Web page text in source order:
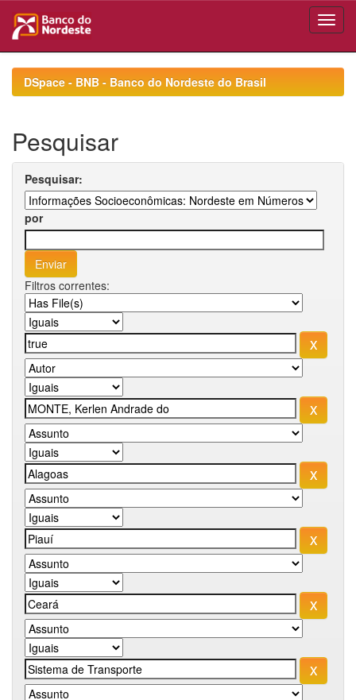
navigationDSpace - BNB - Banco do Nordeste do Brasil
Pesquisar
Pesquisar:
por
Filtros correntes: